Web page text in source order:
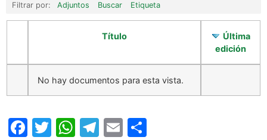
Filtrar por:
Adjuntos Buscar Etiqueta
Título
Última
edición
No hay documentos para esta vista.
Facebook
Twitter
WhatsApp
Telegram
Email